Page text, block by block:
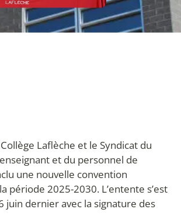
Laflèche et le Syndicat du
et du personnel de
une nouvelle convention
période 2025-2030. L’entente s’est
juin dernier avec la signature des